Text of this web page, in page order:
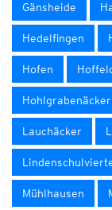
Gänsheide
Hedelfingen
Hofen
Hohlgrabenäcker
Lauchäcker
Mühlhausen